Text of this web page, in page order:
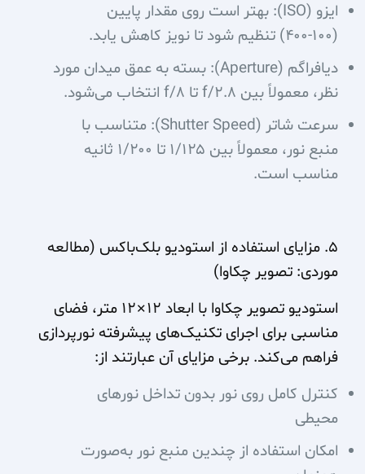
ایزو (ISO): بهتر است روی مقدار پایین
(۱۰۰-۴۰۰) تنظیم شود تا نویز کاهش یابد.
دیافراگم (Aperture): بسته به عمق میدان مورد
نظر، معمولاً بین f/2.8 تا f/8 انتخاب می‌شود.
سرعت شاتر (Shutter Speed): متناسب با
منبع نور، معمولاً بین ۱/۱۲۵ تا ۱/۲۰۰ ثانیه
مناسب است.
۵. مزایای استفاده از استودیو بلک‌باکس (مطالعه
موردی: تصویر چکاوا)
استودیو تصویر چکاوا با ابعاد ۱۲×۱۲ متر، فضای
مناسبی برای اجرای تکنیک‌های پیشرفته نورپردازی
فراهم می‌کند. برخی مزایای آن عبارتند از:
کنترل کامل روی نور بدون تداخل نورهای
محیطی
امکان استفاده از چندین منبع نور به‌صورت